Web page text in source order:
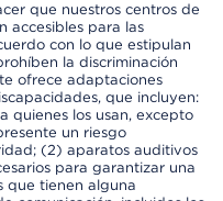
que nuestros centros de
accesibles para las
con lo que estipulan
la discriminación
ofrece adaptaciones
que incluyen:
quienes los usan, excepto
un riesgo
(2) aparatos auditivos
para garantizar una
que tienen alguna